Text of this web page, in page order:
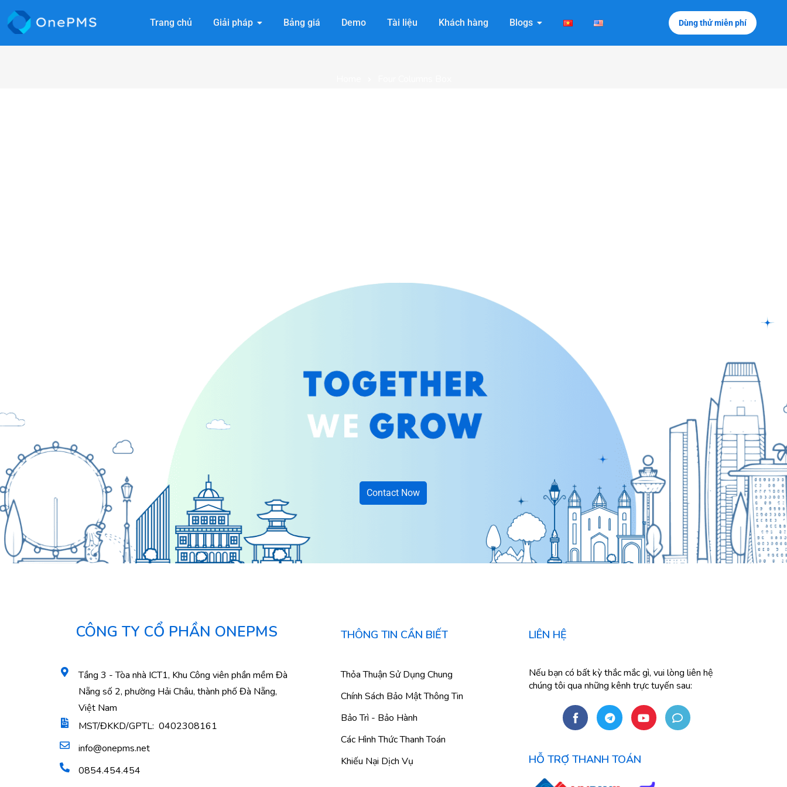
Trang chủ Giải pháp Bảng giá Demo Tài liệu Khách hàng Blogs Dùng thử miễn phí
Four Columns Box
Contact Now
CÔNG TY CỔ PHẦN ONEPMS
Tầng 3 - Tòa nhà ICT1, Khu Công viên phần mềm Đà
Nẵng số 2, phường Hải Châu, thành phố Đà Nẵng,
Việt Nam
MST/ĐKKD/GPTL: 0402308161
info@onepms.net
0854.454.454
THÔNG TIN CẦN BIẾT
Thỏa Thuận Sử Dụng Chung
Chính Sách Bảo Mật Thông Tin
Bảo Trì - Bảo Hành
Các Hình Thức Thanh Toán
Khiếu Nại Dịch Vụ
LIÊN HỆ
Nếu bạn có bất kỳ thắc mắc gì, vui lòng liên hệ
chúng tôi qua những kênh trực tuyến sau:
HỖ TRỢ THANH TOÁN